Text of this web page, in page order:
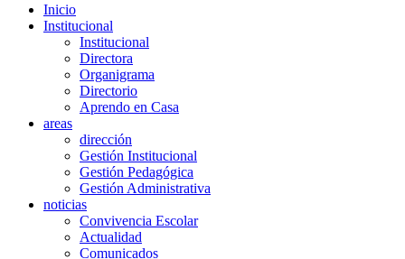
Inicio
Institucional
Institucional
Directora
Organigrama
Directorio
Aprendo en Casa
areas
dirección
Gestión Institucional
Gestión Pedagógica
Gestión Administrativa
noticias
Convivencia Escolar
Actualidad
Comunicados